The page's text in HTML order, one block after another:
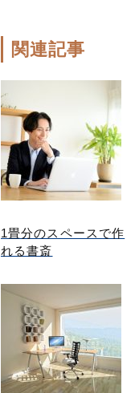
関連記事
1畳分のスペースで作
れる書斎